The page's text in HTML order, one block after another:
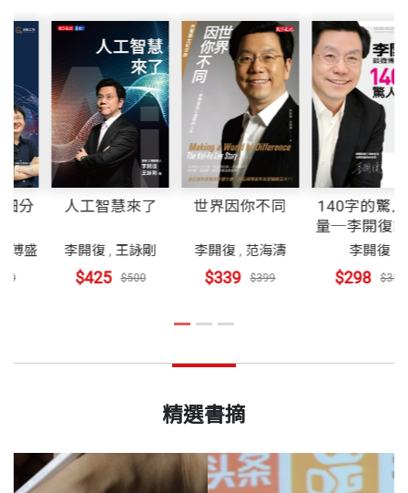
就是要細分
,汪華 傅盛
人工智慧來了
李開復 王詠剛
$425
世界因你不同
李開復,
$339
140
量─
博
精選書摘